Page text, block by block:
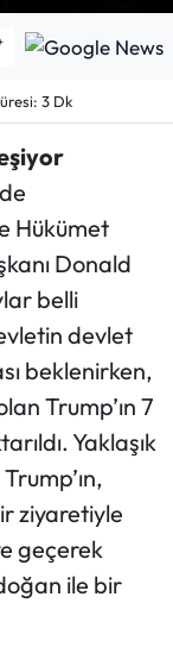
3 Dk
Hükümet
Donald
belli
devlet
beklenirken,
Trump’ın 7
Yaklaşık
ziyaretiyle
geçerek
ile bir